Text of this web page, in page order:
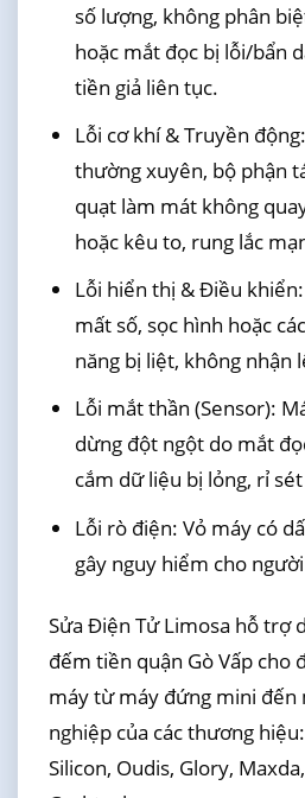
số lượng, không phân
hoặc mắt đọc bị lỗi/bẩn
tiền giả liên tục.
Lỗi cơ khí & Truyền
thường xuyên, bộ phận
quạt làm mát không
hoặc kêu to, rung lắc
Lỗi hiển thị & Điều
mất số, sọc hình hoặc
năng bị liệt, không nhận
Lỗi mắt thần (Sensor):
dừng đột ngột do mắt
cắm dữ liệu bị lỏng, rỉ
Lỗi rò điện: Vỏ máy có
gây nguy hiểm cho
Sửa Điện Tử Limosa hỗ trợ
đếm tiền quận Gò Vấp cho
máy từ máy đứng mini đến
nghiệp của các thương
Silicon, Oudis, Glory,